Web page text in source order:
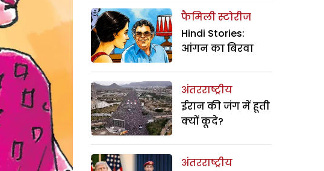
फैमिली स्टोरीज
Hindi Stories:
आंगन का बिरवा
अंतरराष्ट्रीय
ईरान की जंग में हूती
क्यों कूदे?
अंतरराष्ट्रीय